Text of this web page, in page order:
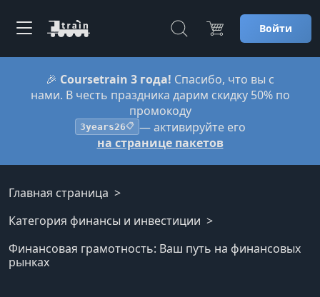
Войти
🎉 Coursetrain 3 года! Спасибо, что вы с
нами. В честь праздника дарим скидку 50% по
промокоду
3years26📋 — активируйте его
на странице пакетов
Главная страница
Категория финансы и инвестиции
Финансовая грамотность: Ваш путь на финансовых
рынках